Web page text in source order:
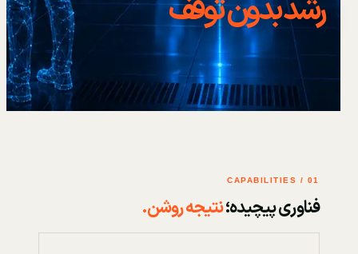
رشد بدون توقف
01 / CAPABILITIES
فناوری پیچیده؛نتیجه روشن.